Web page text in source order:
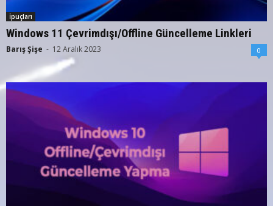
İpuçları
Windows 11 Çevrimdışı/Offline Güncelleme Linkleri
Barış Şişe - 12 Aralık 2023 0